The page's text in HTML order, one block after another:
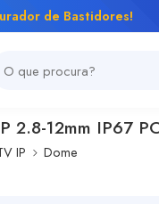
de Bastidores!
2.8-12mm IP67
IP Dome